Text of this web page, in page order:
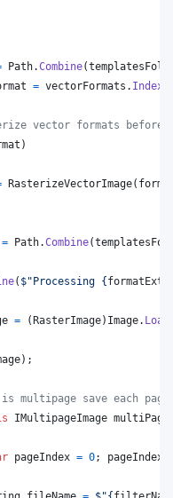
Path.Combine(
= vectorFormats .
vector formats before
)
RasterizeVectorImage(
= Path.Combine(
( $"Processing {formatExt
= (RasterImage) Image. Load
) ;
multipage save each
IMultipageImage multiPage
pageIndex = 0; pageIndex